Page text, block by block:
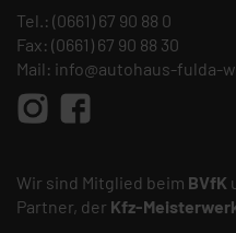
Tel.: (0661) 67 90 88 0
Fax: (0661) 67 90 88 30
Mail: info@autohaus-fulda-
Wir sind Mitglied beim BVfK
Partner, der Kfz-